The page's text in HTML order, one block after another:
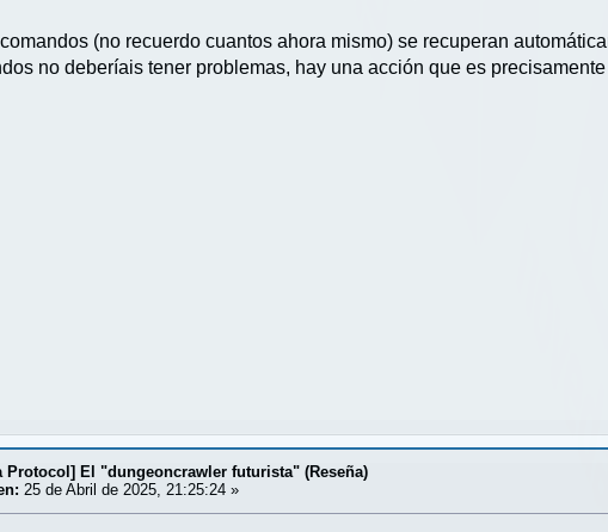
(no recuerdo cuantos ahora mismo) se recuperan
no deberíais tener problemas, hay una acción que es
Protocol] El "dungeoncrawler futurista" (Reseña)
25 de Abril de 2025, 21:25:24 »